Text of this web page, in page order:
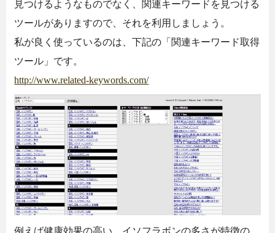
見つけるようなものでなく、関連キーワードを見つける
ツールがありますので、それを利用しましょう。
私が良く使っているのは、下記の「関連キーワード取得
ツール」です。
http://www.related-keywords.com/